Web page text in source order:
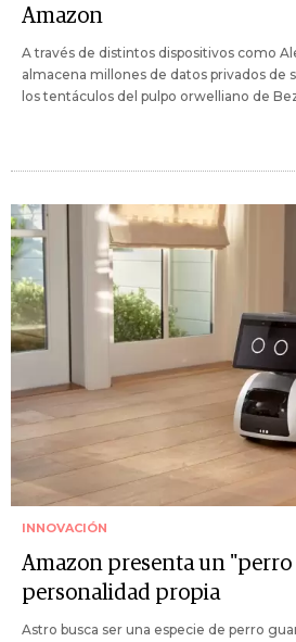
Amazon
A través de distintos dispositivos como
almacena millones de datos privados de
los tentáculos del pulpo orwelliano de
INNOVACIÓN
Amazon presenta un
personalidad propia
Astro busca ser una especie de perro